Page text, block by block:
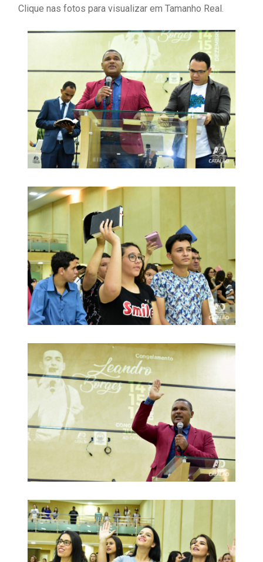
Clique nas fotos para visualizar em Tamanho Real.